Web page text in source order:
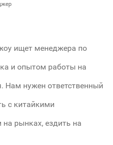
ищет менеджера по
и опытом работы на
Нам нужен ответственный
с китайкими
на рынках, ездить на